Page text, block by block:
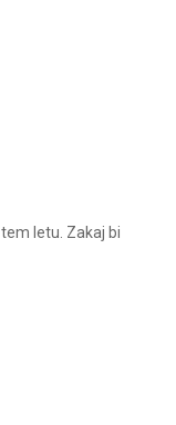
tem letu. Zakaj bi